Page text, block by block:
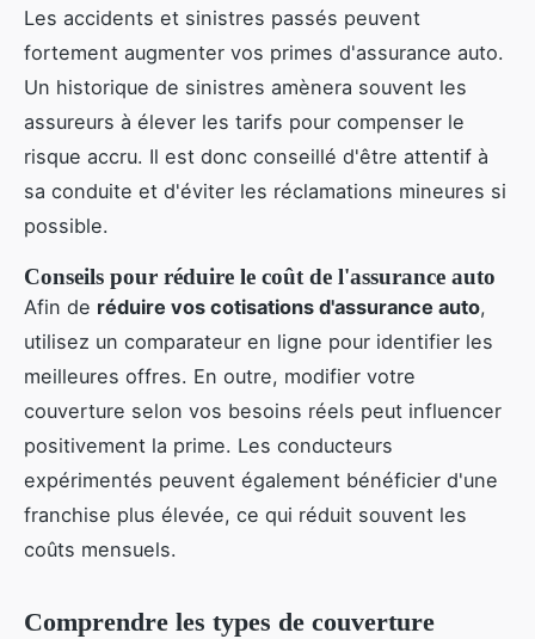
Les accidents et sinistres passés peuvent
fortement augmenter vos primes d'assurance auto.
Un historique de sinistres amènera souvent les
assureurs à élever les tarifs pour compenser le
risque accru. Il est donc conseillé d'être attentif à
sa conduite et d'éviter les réclamations mineures si
possible.
Conseils pour réduire le coût de l'assurance auto
Afin de réduire vos cotisations d'assurance auto,
utilisez un comparateur en ligne pour identifier les
meilleures offres. En outre, modifier votre
couverture selon vos besoins réels peut influencer
positivement la prime. Les conducteurs
expérimentés peuvent également bénéficier d'une
franchise plus élevée, ce qui réduit souvent les
coûts mensuels.
Comprendre les types de couverture